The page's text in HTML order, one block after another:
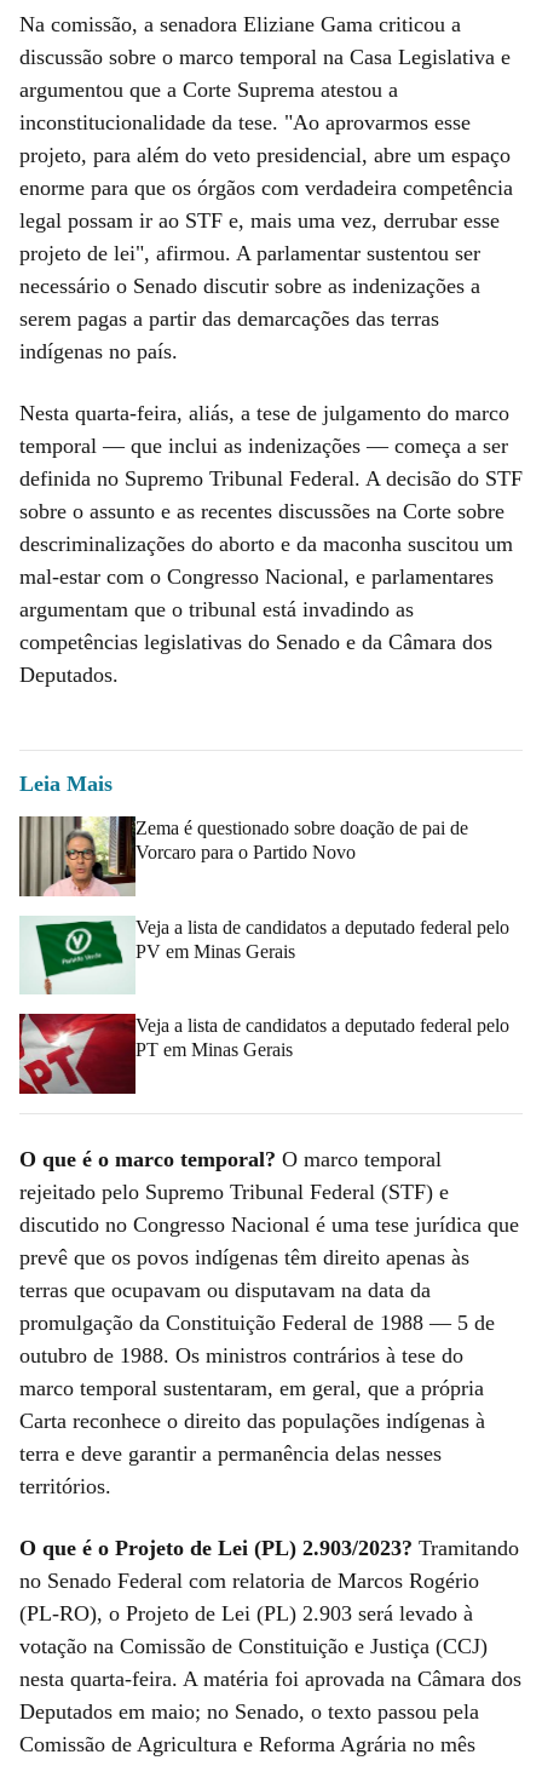
Na comissão, a senadora Eliziane Gama criticou a
discussão sobre o marco temporal na Casa Legislativa e
argumentou que a Corte Suprema atestou a
inconstitucionalidade da tese. "Ao aprovarmos esse
projeto, para além do veto presidencial, abre um espaço
enorme para que os órgãos com verdadeira competência
legal possam ir ao STF e, mais uma vez, derrubar esse
projeto de lei", afirmou. A parlamentar sustentou ser
necessário o Senado discutir sobre as indenizações a
serem pagas a partir das demarcações das terras
indígenas no país.
Nesta quarta-feira, aliás, a tese de julgamento do marco
temporal — que inclui as indenizações — começa a ser
definida no Supremo Tribunal Federal. A decisão do STF
sobre o assunto e as recentes discussões na Corte sobre
descriminalizações do aborto e da maconha suscitou um
mal-estar com o Congresso Nacional, e parlamentares
argumentam que o tribunal está invadindo as
competências legislativas do Senado e da Câmara dos
Deputados.
Leia Mais
Zema é questionado sobre doação de pai de
Vorcaro para o Partido Novo
Veja a lista de candidatos a deputado federal pelo
PV em Minas Gerais
Veja a lista de candidatos a deputado federal pelo
PT em Minas Gerais
O que é o marco temporal? O marco temporal
rejeitado pelo Supremo Tribunal Federal (STF) e
discutido no Congresso Nacional é uma tese jurídica que
prevê que os povos indígenas têm direito apenas às
terras que ocupavam ou disputavam na data da
promulgação da Constituição Federal de 1988 — 5 de
outubro de 1988. Os ministros contrários à tese do
marco temporal sustentaram, em geral, que a própria
Carta reconhece o direito das populações indígenas à
terra e deve garantir a permanência delas nesses
territórios.
O que é o Projeto de Lei (PL) 2.903/2023? Tramitando
no Senado Federal com relatoria de Marcos Rogério
(PL-RO), o Projeto de Lei (PL) 2.903 será levado à
votação na Comissão de Constituição e Justiça (CCJ)
nesta quarta-feira. A matéria foi aprovada na Câmara dos
Deputados em maio; no Senado, o texto passou pela
Comissão de Agricultura e Reforma Agrária no mês